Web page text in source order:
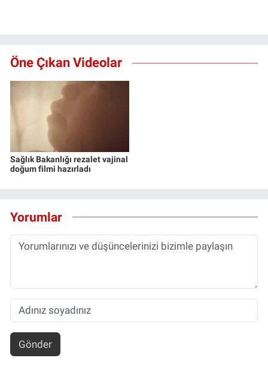
Öne Çıkan Videolar
Sağlık Bakanlığı rezalet vajinal
doğum filmi hazırladı
Yorumlar
Gönder